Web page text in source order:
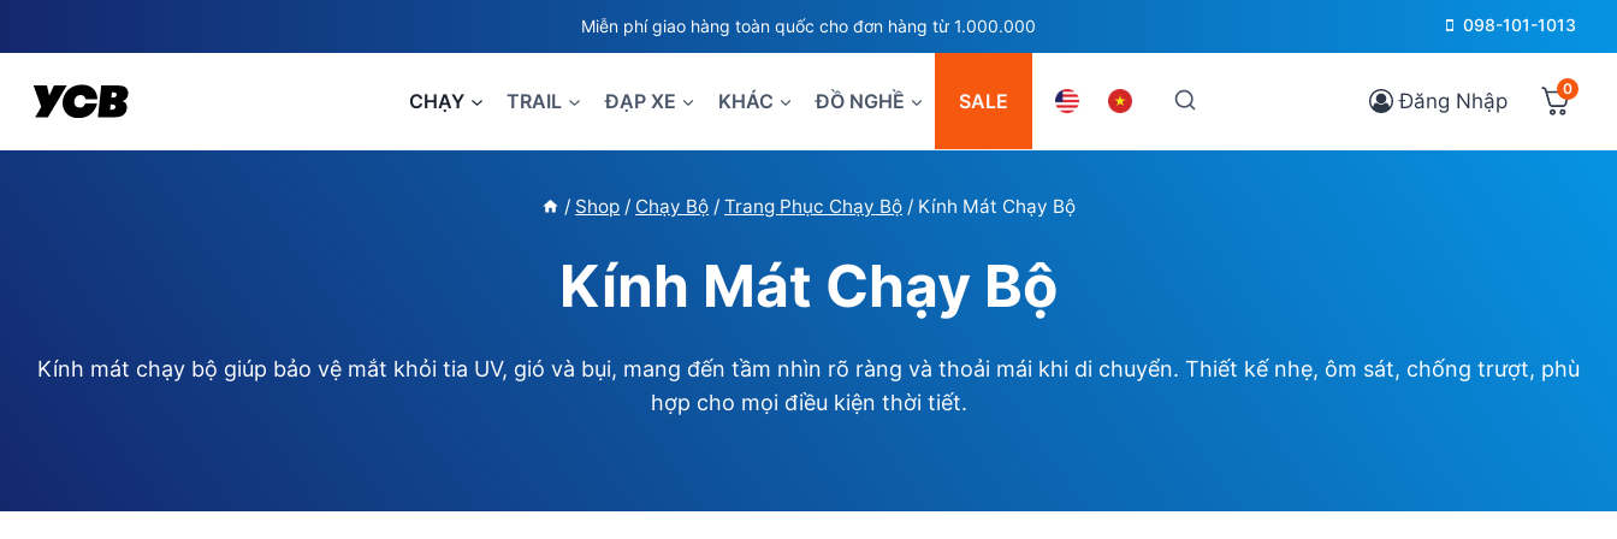
to
content
Miễn phí giao hàng toàn quốc cho đơn hàng từ 1.000.000 098-101-1013
CHẠY TRAIL ĐẠP XE KHÁC ĐỒ NGHỀ SALE Đăng Nhập 0
/ Shop / Chạy Bộ / Trang Phục Chạy Bộ / Kính Mát Chạy Bộ
Kính Mát Chạy Bộ
Kính mát chạy bộ giúp bảo vệ mắt khỏi tia UV, gió và bụi, mang đến tầm nhìn rõ ràng và thoải mái khi di chuyển. Thiết kế nhẹ, ôm sát, chống trượt, phù
hợp cho mọi điều kiện thời tiết.